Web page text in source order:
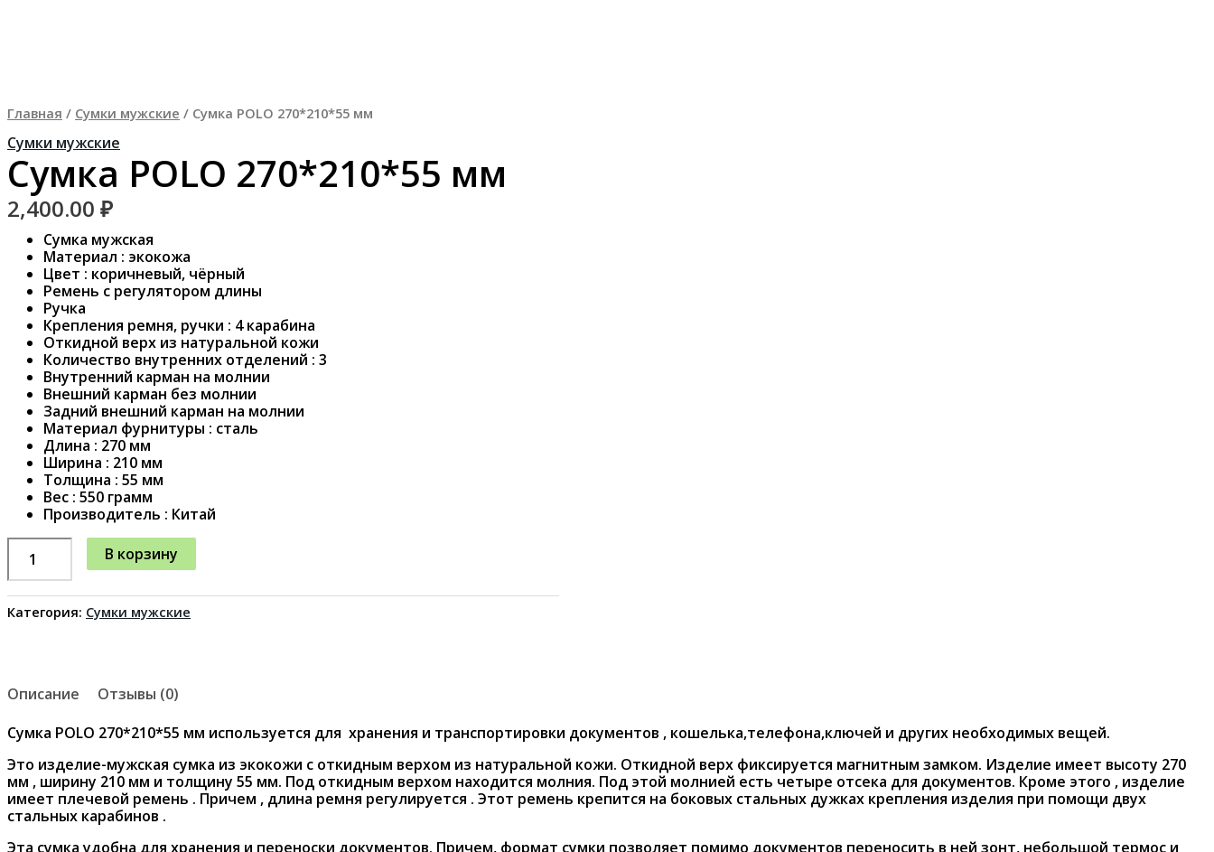
Главная / Сумки мужские / Сумка POLO 270*210*55 мм
Сумки мужские
Сумка POLO 270*210*55 мм
2,400.00 ₽
Сумка мужская
Материал : экокожа
Цвет : коричневый, чёрный
Ремень с регулятором длины
Ручка
Крепления ремня, ручки : 4 карабина
Откидной верх из натуральной кожи
Количество внутренних отделений : 3
Внутренний карман на молнии
Внешний карман без молнии
Задний внешний карман на молнии
Материал фурнитуры : сталь
Длина : 270 мм
Ширина : 210 мм
Толщина : 55 мм
Вес : 550 грамм
Производитель : Китай
В корзину
Категория: Сумки мужские
Описание
Отзывы (0)
Сумка POLO 270*210*55 мм используется для хранения и транспортировки документов , кошелька,телефона,ключей и других необходимых вещей.
Это изделие-мужская сумка из экокожи с откидным верхом из натуральной кожи. Откидной верх фиксируется магнитным замком. Изделие имеет высоту 270
мм , ширину 210 мм и толщину 55 мм. Под откидным верхом находится молния. Под этой молнией есть четыре отсека для документов. Кроме этого , изделие
имеет плечевой ремень . Причем , длина ремня регулируется . Этот ремень крепится на боковых стальных дужках крепления изделия при помощи двух
стальных карабинов .
Эта сумка удобна для хранения и переноски документов. Причем, формат сумки позволяет помимо документов переносить в ней зонт, небольшой термос и